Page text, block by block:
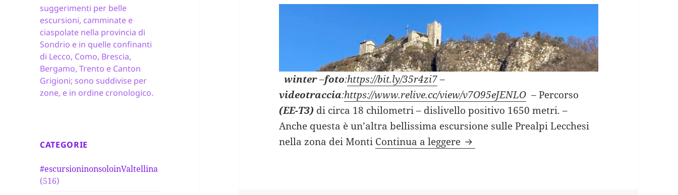
suggerimenti per belle
escursioni, camminate e
ciaspolate nella provincia di
Sondrio e in quelle confinanti
di Lecco, Como, Brescia,
Bergamo, Trento e Canton
Grigioni; sono suddivise per
zone, e in ordine cronologico.
CATEGORIE
#escursioninonsoloinValtellina
(516)
winter–foto:https://bit.ly/35r4zi7 –
videotraccia:https://www.relive.cc/view/v7O95eJENLO –Percorso
(EE-T3) di circa 18 chilometri – dislivello positivo 1650 metri. –
Anche questa è un’altra bellissima escursione sulle Prealpi Lecchesi
nella zona dei Monti Continua a leggere MONTE MAGNODENO da Vercurago (LC).